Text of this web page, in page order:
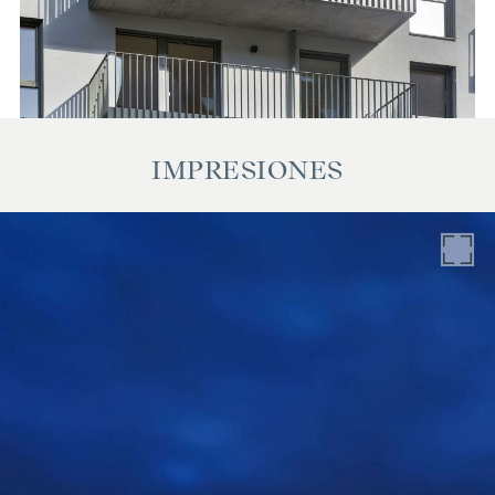
y no constituyen garantía alguna por nuestra parte. La
comisión de intermediación está sujeta a las Condiciones
Generales de Contratación y a la Ordenanza para Agentes
Inmobiliarios del Ministerio Federal de Comercio, Industria y
Comercio, Gaceta de Leyes Federales 297/1996. En caso de
cobraremos una comisión de intermediación del 3% del
IMPRESIONES